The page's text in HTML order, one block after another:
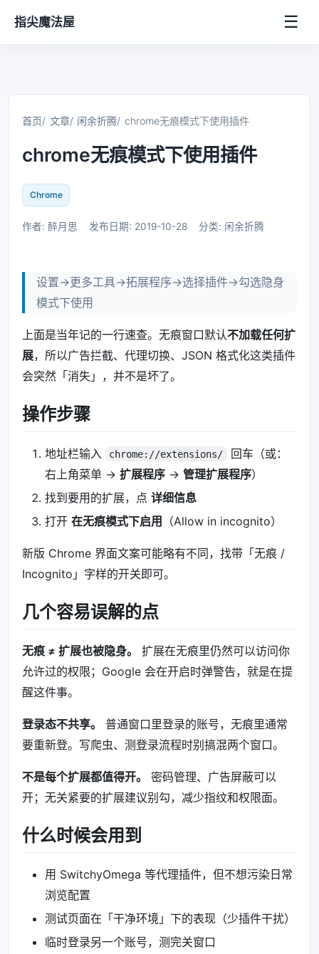
指尖魔法屋 ☰
首页 文章 闲余折腾 chrome无痕模式下使用插件
chrome无痕模式下使用插件
Chrome
作者: 醉月思 发布日期: 2019-10-28 分类: 闲余折腾
设置->更多工具->拓展程序->选择插件->勾选隐身
模式下使用
上面是当年记的一行速查。无痕窗口默认不加载任何扩
展，所以广告拦截、代理切换、JSON 格式化这类插件
会突然「消失」，并不是坏了。
操作步骤
地址栏输入 chrome://extensions/
回车（或：
右上角菜单 → 扩展程序 → 管理扩展程序）
找到要用的扩展，点 详细信息
打开 在无痕模式下启用 （Allow in incognito）
新版 Chrome 界面文案可能略有不同，找带「无痕 /
Incognito」字样的开关即可。
几个容易误解的点
无痕 ≠ 扩展也被隐身。
扩展在无痕里仍然可以访问你
允许过的权限；Google 会在开启时弹警告，就是在提
醒这件事。
登录态不共享。
普通窗口里登录的账号，无痕里通常
要重新登。写爬虫、测登录流程时别搞混两个窗口。
不是每个扩展都值得开。
密码管理、广告屏蔽可以
开；无关紧要的扩展建议别勾，减少指纹和权限面。
什么时候会用到
用 SwitchyOmega 等代理插件，但不想污染日常
浏览配置
测试页面在「干净环境」下的表现（少插件干扰）
临时登录另一个账号，测完关窗口